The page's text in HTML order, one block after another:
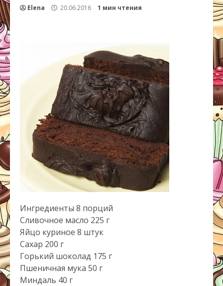
Elena 20.06.2016 1 мин чтения
Ингредиенты 8 порций
Сливочное масло 225 г
Яйцо куриное 8 штук
Сахар 200 г
Горький шоколад 175 г
Пшеничная мука 50 г
Миндаль 40 г